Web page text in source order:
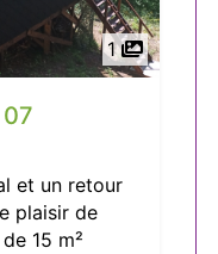
1
et un retour
plaisir de
15 m²